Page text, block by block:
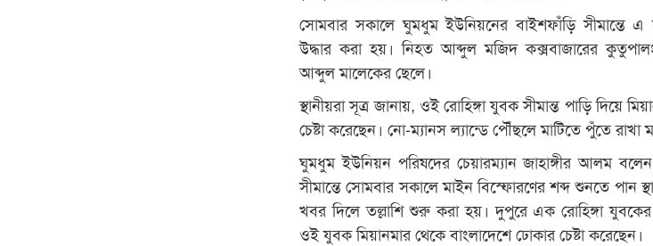
সোমবার সকালে ঘুমধুম ইউনিয়নের বাইশফাঁড়ি সীমান্তে
উদ্ধার করা হয়। নিহত আব্দুল মজিদ কক্সবাজারের কুতুপালং
আব্দুল মালেকের ছেলে।
স্থানীয়রা সূত্র জানায়, ওই রোহিঙ্গা যুবক সীমান্ত পাড়ি দিয়ে
চেষ্টা করেছেন। নো-ম্যানস ল্যান্ডে পৌঁছলে মাটিতে পুঁতে
ঘুমধুম ইউনিয়ন পরিষদের চেয়ারম্যান জাহাঙ্গীর আলম
সীমান্তে সোমবার সকালে মাইন বিস্ফোরণের শব্দ শুনতে পান
খবর দিলে তল্লাশি শুরু করা হয়। দুপুরে এক রোহিঙ্গা
ওই যুবক মিয়ানমার থেকে বাংলাদেশে ঢোকার চেষ্টা করেছেন।